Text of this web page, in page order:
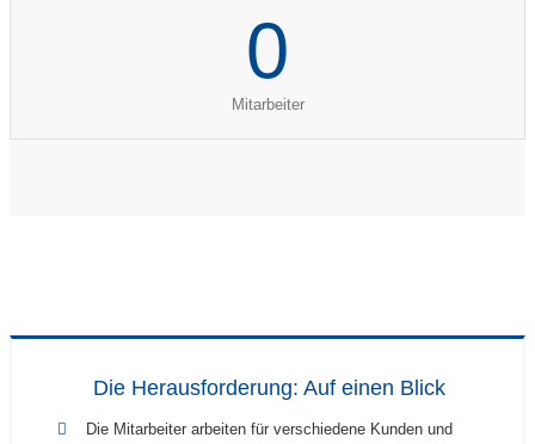
0
Mitarbeiter
Die Herausforderung: Auf einen Blick
Die Mitarbeiter arbeiten für verschiedene Kunden und